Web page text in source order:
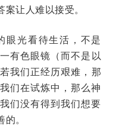
让人难以接受。
眼光看待生活，不是
有色眼镜（而不是以
若我们正经历艰难，那
们在试炼中，那么神
们没有得到我们想要
。